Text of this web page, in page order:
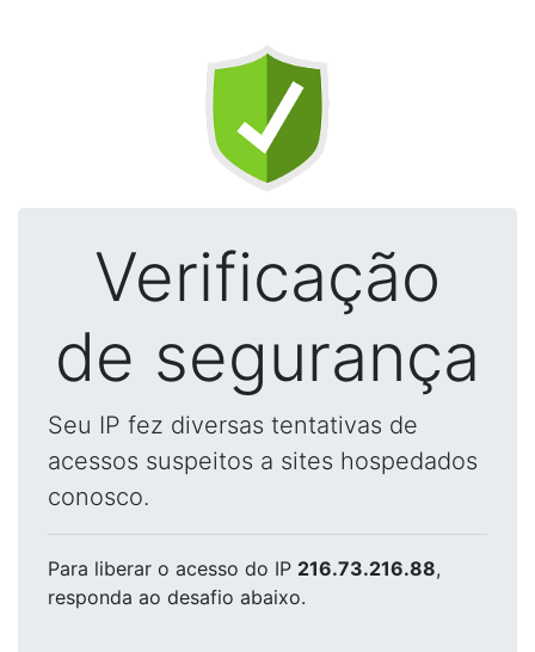
Verificação
de segurança
Seu IP fez diversas tentativas de
acessos suspeitos a sites hospedados
conosco.
Para liberar o acesso do IP 216.73.216.88,
responda ao desafio abaixo.